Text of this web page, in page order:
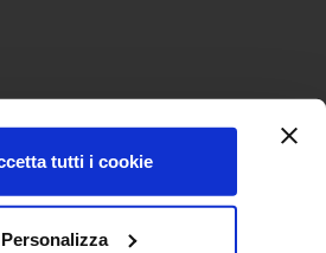
tutti i cookie
Personalizza